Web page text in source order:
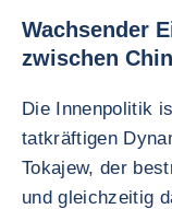
Wachsender
zwischen
Die Innenpolitik
tatkräftigen
Tokajew, der
und gleichzeitig